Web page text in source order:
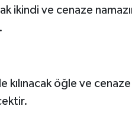
ikindi ve cenaze
öğle ve cenaze